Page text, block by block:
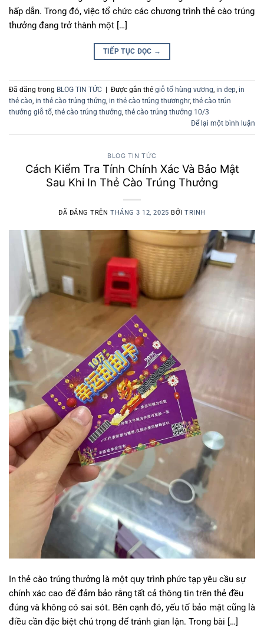
hấp dẫn. Trong đó, việc tổ chức các chương trình thẻ cào trúng
thưởng đang trở thành một […]
TIẾP TỤC ĐỌC →
Đã đăng trong BLOG TIN TỨC Được gắn thẻ giỗ tổ hùng vương, in đep, in
thẻ cào, in thẻ cào trúng thửng, in thẻ cào trúng thươnghr, thẻ cào trún
thưởng giỗ tổ, thẻ cào trúng thưởng, thẻ cào trúng thưởng 10/3
Để lại một bình luận
BLOG TIN TỨC
Cách Kiểm Tra Tính Chính Xác Và Bảo Mật
Sau Khi In Thẻ Cào Trúng Thưởng
ĐÃ ĐĂNG TRÊN THÁNG 3 12, 2025 BỞITRINH
In thẻ cào trúng thưởng là một quy trình phức tạp yêu cầu sự
chính xác cao để đảm bảo rằng tất cả thông tin trên thẻ đều
đúng và không có sai sót. Bên cạnh đó, yếu tố bảo mật cũng là
điều cần đặc biệt chú trọng để tránh gian lận. Trong bài […]